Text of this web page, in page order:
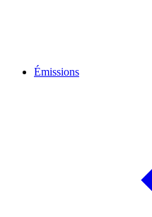
Émissions